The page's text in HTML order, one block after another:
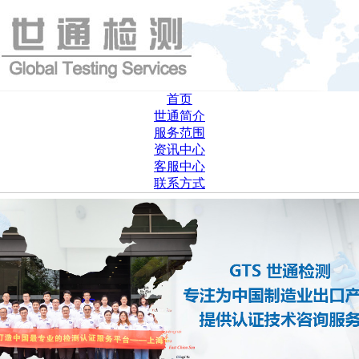
首页
世通简介
服务范围
资讯中心
客服中心
联系方式